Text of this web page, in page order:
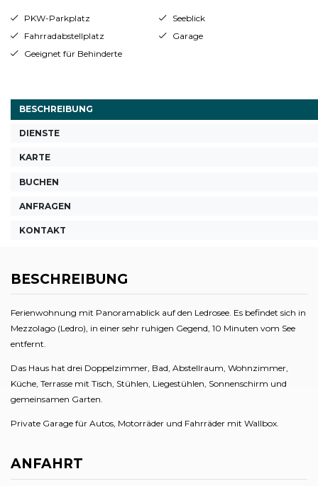
PKW-Parkplatz
Seeblick
Fahrradabstellplatz
Garage
Geeignet für Behinderte
BESCHREIBUNG
DIENSTE
KARTE
BUCHEN
ANFRAGEN
KONTAKT
BESCHREIBUNG
Ferienwohnung mit Panoramablick auf den Ledrosee. Es befindet sich in
Mezzolago (Ledro), in einer sehr ruhigen Gegend, 10 Minuten vom See
entfernt.
Das Haus hat drei Doppelzimmer, Bad, Abstellraum, Wohnzimmer,
Küche, Terrasse mit Tisch, Stühlen, Liegestühlen, Sonnenschirm und
gemeinsamen Garten.
Private Garage für Autos, Motorräder und Fahrräder mit Wallbox.
ANFAHRT